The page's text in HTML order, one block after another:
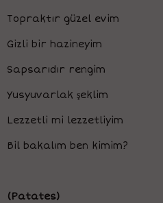
Topraktır güzel evim
Gizli bir hazineyim
Sapsarıdır rengim
Yusyuvarlak şeklim
Lezzetli mi lezzetliyim
Bil bakalım ben kimim?
(Patates)